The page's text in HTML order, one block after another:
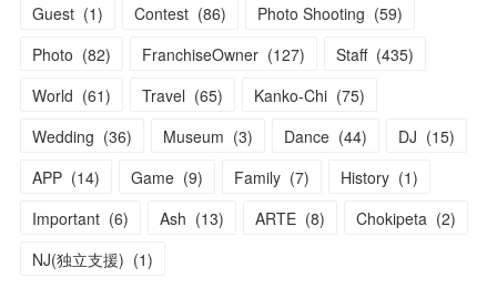
Guest (1) Contest (86) Photo Shooting (59)
Photo (82) FranchiseOwner (127) Staff (435)
World (61) Travel (65) Kanko-Chi (75)
Wedding (36) Museum (3) Dance (44) DJ (15)
APP (14) Game (9) Family (7) History (1)
Important (6) Ash (13) ARTE (8) Chokipeta (2)
NJ(独立支援) (1)